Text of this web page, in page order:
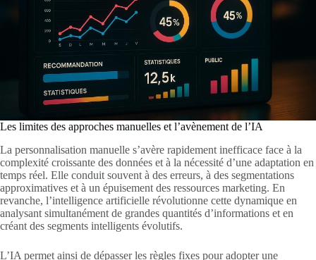
Les limites des approches manuelles et l’avènement de l’IA
La personnalisation manuelle s’avère rapidement inefficace face à la
complexité croissante des données et à la nécessité d’une adaptation en
temps réel. Elle conduit souvent à des erreurs, à des segmentations
approximatives et à un épuisement des ressources marketing. En
revanche, l’intelligence artificielle révolutionne cette dynamique en
analysant simultanément de grandes quantités d’informations et en
créant des segments intelligents évolutifs.
L’IA permet ainsi de dépasser les règles fixes pour adopter une